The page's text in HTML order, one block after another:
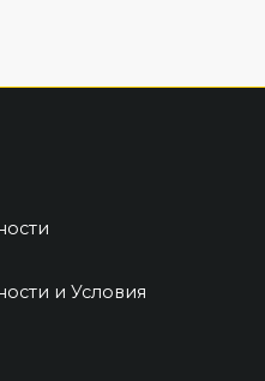
и Условия